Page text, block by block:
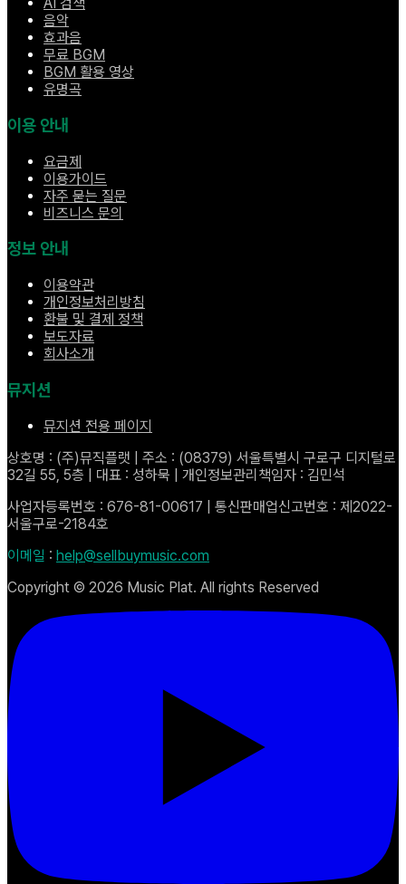
음악
효과음
무료 BGM
BGM 활용 영상
유명곡
이용 안내
요금제
이용가이드
자주 묻는 질문
비즈니스 문의
정보 안내
이용약관
개인정보처리방침
환불 및 결제 정책
보도자료
회사소개
뮤지션
뮤지션 전용 페이지
상호명 : (주)뮤직플랫 | 주소 : (08379) 서울특별시 구로구 디지털로
32길 55, 5층 | 대표 : 성하묵 | 개인정보관리책임자 : 김민석
사업자등록번호 : 676-81-00617 | 통신판매업신고번호 : 제2022-
서울구로-2184호
이메일 : help@sellbuymusic.com
Copyright © 2026 Music Plat. All rights Reserved